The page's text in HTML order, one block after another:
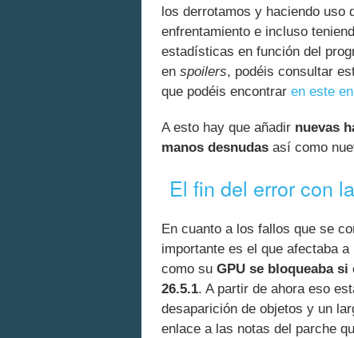
los derrotamos y haciendo uso
enfrentamiento e incluso
estadísticas en función del
en spoilers, podéis consultar
que podéis encontrar en este
A esto hay que añadir nuevas
manos desnudas así como
El fin del error con
En cuanto a los fallos que se
importante es el que afectaba
como su GPU se bloqueaba
26.5.1. A partir de ahora eso
desaparición de objetos y un
enlace a las notas del parche